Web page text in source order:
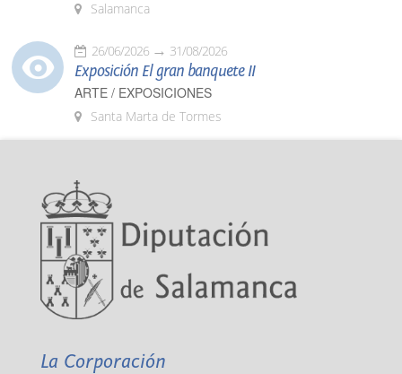
Salamanca
26/06/2026 31/08/2026
Exposición El gran banquete II
ARTE / EXPOSICIONES
Santa Marta de Tormes
La Corporación